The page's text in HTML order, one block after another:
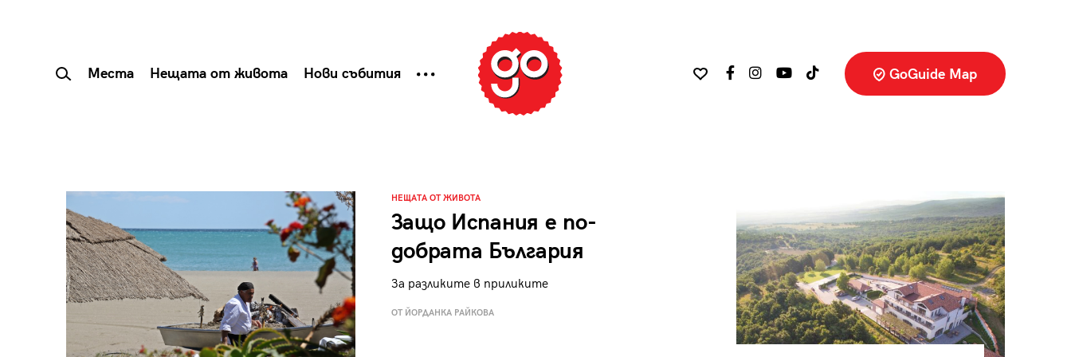
Места Нещата от живота Нови събития GoGuide Map
НЕЩАТА ОТ ЖИВОТА
Защо Испания е по-
добрата България
За разликите в приликите
ОТ ЙОРДАНКА РАЙКОВА